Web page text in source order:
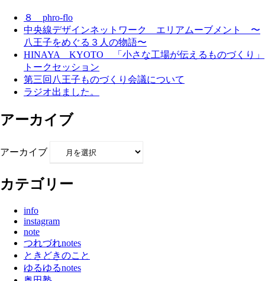
８ phro-flo
中央線デザインネットワーク エリアムーブメント 〜
八王子をめぐる３人の物語〜
HINAYA KYOTO 「小さな工場が伝えるものづくり」
トークセッション
第三回八王子ものづくり会議について
ラジオ出ました。
アーカイブ
アーカイブ
カテゴリー
info
instagram
note
つれづれnotes
ときどきのこと
ゆるゆるnotes